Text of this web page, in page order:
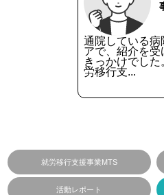
通院している病
アで、紹介を受
きっかけでし
労移行支...
就労移行支援事業MTS
活動レポート